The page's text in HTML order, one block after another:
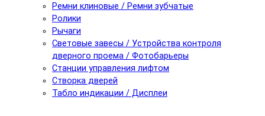
Ремни клиновые / Ремни зубчатые
Ролики
Рычаги
Световые завесы / Устройства контроля
дверного проема / Фотобарьеры
Станции управления лифтом
Створка дверей
Табло индикации / Дисплеи